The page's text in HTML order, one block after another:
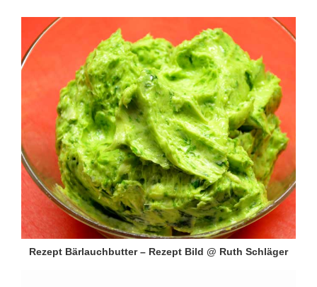
Rezept Bärlauchbutter – Rezept Bild @ Ruth Schläger